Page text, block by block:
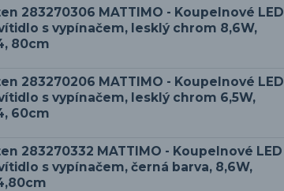
283270306 MATTIMO - Koupelnové LED
s vypínačem, lesklý chrom 8,6W,
80cm
283270206 MATTIMO - Koupelnové LED
s vypínačem, lesklý chrom 6,5W,
60cm
283270332 MATTIMO - Koupelnové LED
s vypínačem, černá barva, 8,6W,